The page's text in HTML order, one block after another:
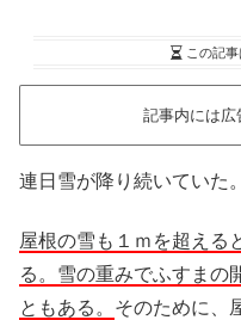
この記事
記事内には広
連日雪が降り続いていた
屋根の雪も１ｍを超える
る。雪の重みでふすまの
ともある。 そのために、